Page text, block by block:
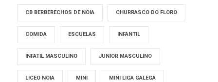
CB BERBERECHOS DE NOIA CHURRASCO DO FLORO
COMIDA ESCUELAS INFANTIL
INFATIL MASCULINO JUNIOR MASCULINO
LICEO NOIA MINI MINI LIGA GALEGA